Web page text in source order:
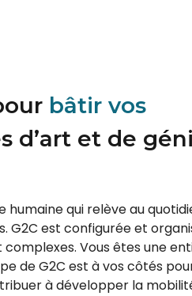
bâtir vos
d’art et de
humaine qui relève au
G2C est configurée et
Vous êtes une
de G2C est à vos côtés
à développer la